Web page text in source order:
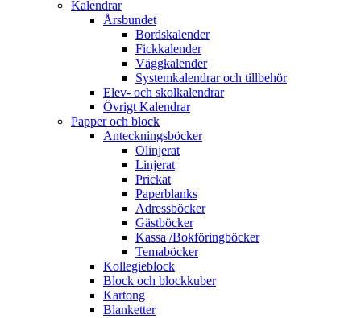
Kalendrar
Årsbundet
Bordskalender
Fickkalender
Väggkalender
Systemkalendrar och tillbehör
Elev- och skolkalendrar
Övrigt Kalendrar
Papper och block
Anteckningsböcker
Olinjerat
Linjerat
Prickat
Paperblanks
Adressböcker
Gästböcker
Kassa /Bokföringböcker
Temaböcker
Kollegieblock
Block och blockkuber
Kartong
Blanketter